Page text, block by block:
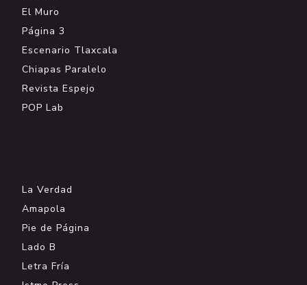
El Muro
Página 3
Escenario Tlaxcala
Chiapas Paralelo
Revista Espejo
POP Lab
La Verdad
Amapola
Pie de Página
Lado B
Letra Fría